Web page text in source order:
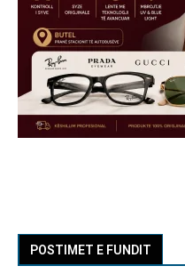
POSTIMET E FUNDIT